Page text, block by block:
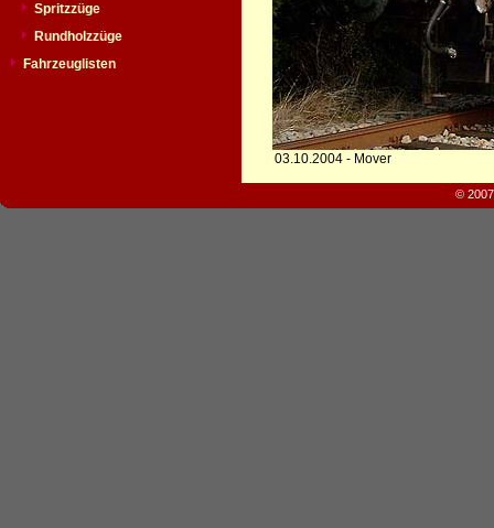
Spritzzüge
Rundholzzüge
Fahrzeuglisten
03.10.2004 - Mover
©